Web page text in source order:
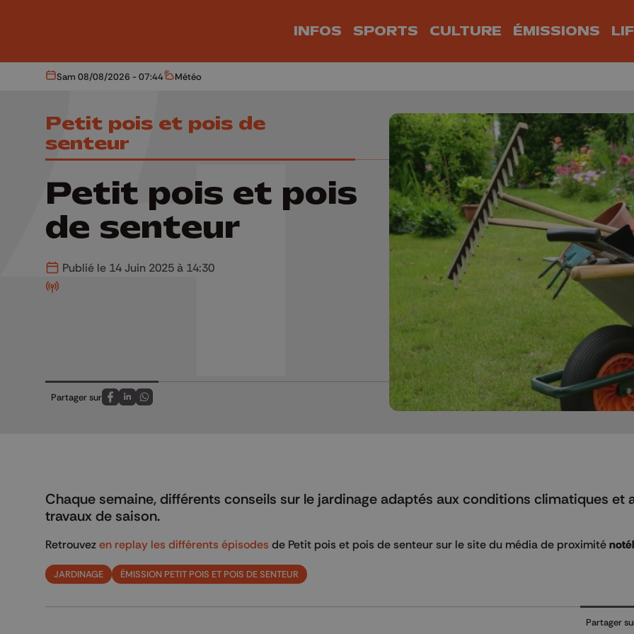
INFOS SPORTS CULTURE ÉMISSIONS
Aujourd'hui
Sam 08/08/2026 - 07:44 Météo
Météo
Petit pois et pois de
senteur
Petit pois et pois
de senteur
Publié le 14 Juin 2025 à 14:30
Partager sur
Partagez sur FaceBook
Partagez sur LinkedIn
Partagez sur Whatsapp
Chaque semaine, différents conseils sur le jardinage adaptés aux conditions climatiques et
travaux de saison.
Retrouvez en replay les différents épisodes de Petit pois et pois de senteur sur le site du média de proximité
JARDINAGE ÉMISSION PETIT POIS ET POIS DE SENTEUR
Partager